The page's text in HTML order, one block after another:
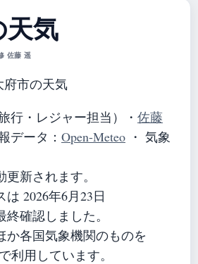
気
佐藤 遥
府市の天気
旅行・レジャー担当） ・ 佐藤
データ： Open-Meteo ・ 気象
新されます。
2026年6月23日
確認しました。
か各国気象機関のものを
利用しています。